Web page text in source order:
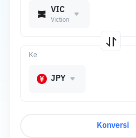
VIC
Viction
Ke
JPY
Konversi